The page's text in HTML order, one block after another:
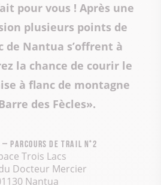
pour vous ! Après une
plusieurs points de
de Nantua s’offrent à
la chance de courir le
à flanc de montagne
des Fècles».
– Parcours de trail n°2
Trois Lacs
Docteur Mercier
Nantua